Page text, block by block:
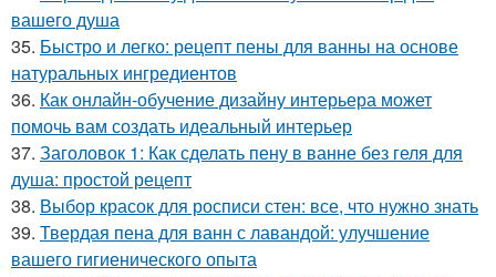
вашего душа
35. Быстро и легко: рецепт пены для ванны на основе
натуральных ингредиентов
36. Как онлайн-обучение дизайну интерьера может
помочь вам создать идеальный интерьер
37. Заголовок 1: Как сделать пену в ванне без геля для
душа: простой рецепт
38. Выбор красок для росписи стен: все, что нужно знать
39. Твердая пена для ванн с лавандой: улучшение
вашего гигиенического опыта